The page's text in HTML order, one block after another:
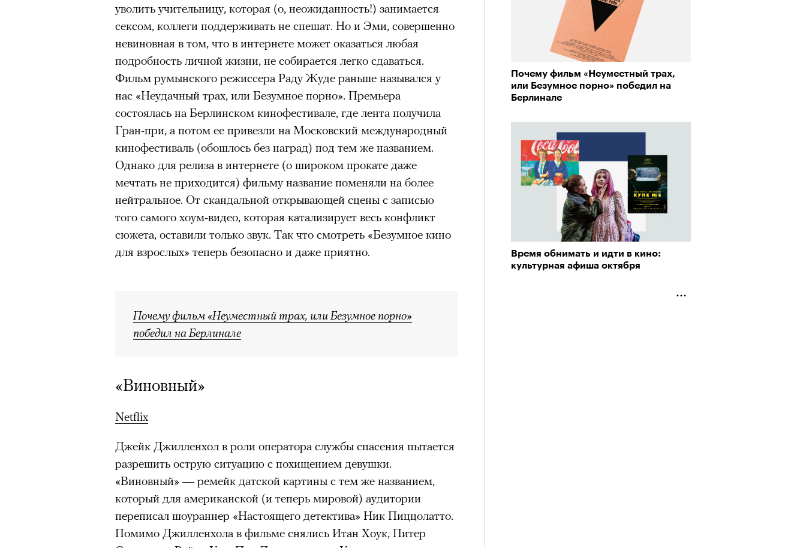
Почему фильм «Неуместный трах,
или Безумное порно» победил на
Берлинале
Время обнимать и идти в кино:
культурная афиша октября
провели первую резиденцию
уволить учительницу, которая (о, неожиданность!) занимается
сексом, коллеги поддерживать не спешат. Но и Эми, совершенно
невиновная в том, что в интернете может оказаться любая
подробность личной жизни, не собирается легко сдаваться.
Фильм румынского режиссера Раду Жуде раньше назывался у
нас «Неудачный трах, или Безумное порно». Премьера
состоялась на Берлинском кинофестивале, где лента получила
Гран-при, а потом ее привезли на Московский международный
кинофестиваль (обошлось без наград) под тем же названием.
Однако для релиза в интернете (о широком прокате даже
мечтать не приходится) фильму название поменяли на более
нейтральное. От скандальной открывающей сцены с записью
того самого хоум-видео, которая катализирует весь конфликт
сюжета, оставили только звук. Так что смотреть «Безумное кино
для взрослых» теперь безопасно и даже приятно.
Почему фильм «Неуместный трах, или Безумное порно»
победил на Берлинале
«Виновный»
Netflix
Джейк Джилленхол в роли оператора службы спасения пытается
разрешить острую ситуацию с похищением девушки.
«Виновный» — ремейк датской картины с тем же названием,
который для американской (и теперь мировой) аудитории
переписал шоураннер «Настоящего детектива» Ник Пиццолатто.
Помимо Джилленхола в фильме снялись Итан Хоук, Питер
Можно ли прийти
в профессиональный спорт без
опыта, если вам 30
Главное
Горы привлекают людей состоянием предельной
исчезает информационный шум
остается только настоящий момент.
Экстремальные нагрузки вызывают
мощный выброс
, из-за чего мозг запоминает восхождение как один
из самых ярких опытов в жизни.
Для многих альпинизм становится способом выйти из
рутины, перезагрузиться и
почувствовать контроль над собой
Совместное преодоление опасности в горах создает между
людьми особеннопрочные связи и чувство доверия.
Наука не подтверждает существование «гена высоты», но
признает, чток альпинизму чаще тянутся люди с высокой
Успешных альпинистов отличаютпсихологическая
устойчивость, дисциплина, способность к самоконтролю и
Опыт восхождений помогает
делая человека более собранным.
30 июля 2026 года в пакистанском Каракорумепогибвсемирно
известный непальский альпинист Нирмал Пурджа. Экспедиция
из десяти человек, которую он возглавлял, попала под лавину на
склоне Броуд-Пик. 2 августа спасатели обнаружили тела
погибших. Бывший британский спецназовец шел к
историческому рекорду — он планировал стать первым